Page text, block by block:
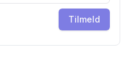
Tilmeld